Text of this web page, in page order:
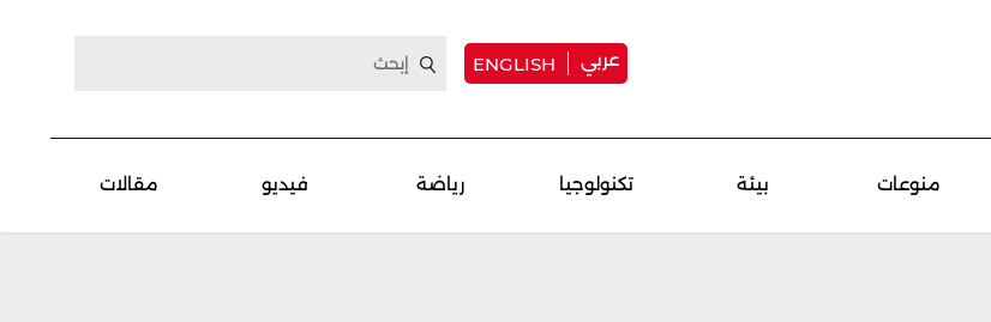
عربي ENGLISH
منوعات بيئة تكنولوجيا رياضة فيديو مقالات